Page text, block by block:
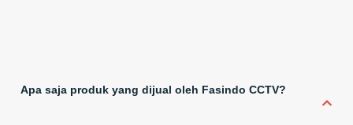
Apa saja produk yang dijual oleh Fasindo CCTV?